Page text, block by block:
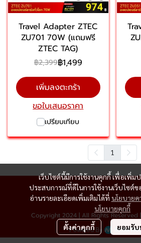
Travel Adapter ZTEC
ZU701 70W (แถมฟรี
ZTEC TAG)
฿2,399฿1,499
เพิ่มลงตะกร้า
ขอใบเสนอราคา
เปรียบเทียบ
1
เว็บไซต์นี้มีการใช้งานคุกกี้ เพื่อเพิ่
ประสบการณ์ที่ดีในการใช้งานเว็บไซต์
อ่านรายละเอียดเพิ่มเติมได้ที่ นโยบาย
นโยบายคุกกี้
ตั้งค่าคุกกี้ ยอมรั
Copyright 2024 | All Rights Reserved
Powered By